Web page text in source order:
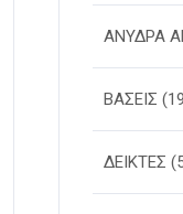
ΑΝΥΔΡΑ
ΒΑΣΕΙΣ
ΔΕΙΚΤΕΣ